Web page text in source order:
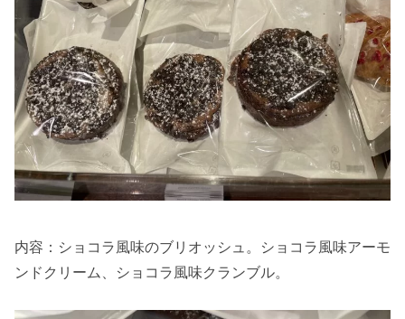
内容：ショコラ風味のブリオッシュ。ショコラ風味アーモ
ンドクリーム、ショコラ風味クランブル。